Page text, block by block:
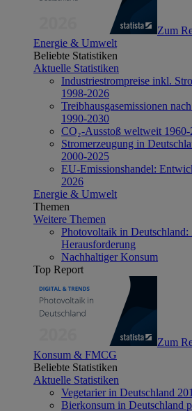
Zum
Energie & Umwelt
Beliebte Statistiken
Aktuelle Statistiken
Industriestrompreise inkl.
1998-2026
Treibhausgasemissionen
1990-2030
CO₂-Ausstoß weltweit 1960-
Stromerzeugung in
2000-2025
EU-Emissionshandel:
2026
Energie & Umwelt
Themen
Weitere Themen
Photovoltaik in
Herausforderung
Nachhaltiger Konsum
Top Report
Zum
Konsum & FMCG
Beliebte Statistiken
Aktuelle Statistiken
Vegetarier in Deutschland
Bierkonsum in Deutschland